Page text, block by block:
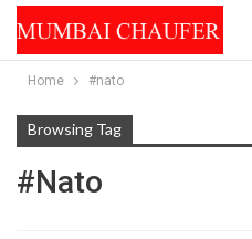
Home #nato
Browsing Tag
#nato